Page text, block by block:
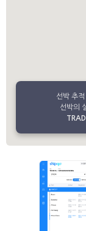
선박 추
선박의